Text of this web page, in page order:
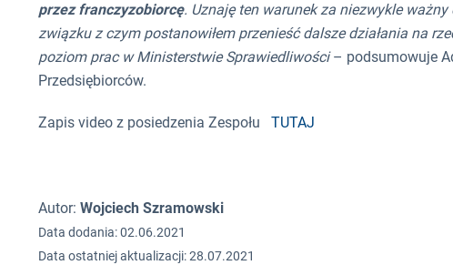
przez franczyzobiorcę. Uznaję ten warunek za niezwykle
związku z czym postanowiłem przenieść dalsze działania na
poziom prac w Ministerstwie Sprawiedliwości– podsumowuje
Przedsiębiorców.
Zapis video z posiedzenia Zespołu TUTAJ
Autor: Wojciech Szramowski
Data dodania: 02.06.2021
Data ostatniej aktualizacji: 28.07.2021